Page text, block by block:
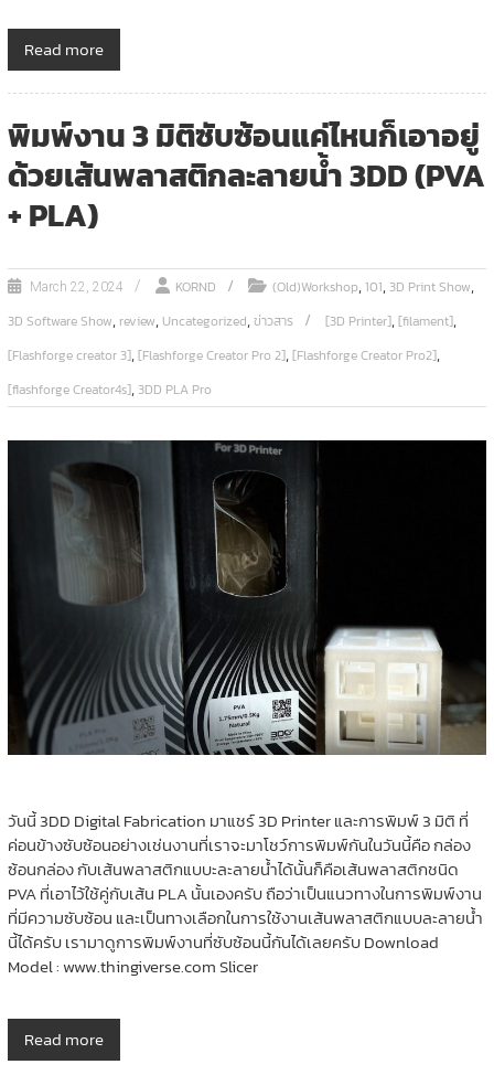
Read more
พิมพ์งาน 3 มิติซับซ้อนแค่ไหนก็เอาอยู่
ด้วยเส้นพลาสติกละลายน้ำ 3DD (PVA
+ PLA)
March 22, 2024 KORND (Old)Workshop,101,3D Print Show,
3D Software Show, review, Uncategorized,ข่าวสาร [3D Printer],[filament],
[Flashforge creator 3],[Flashforge Creator Pro 2],[Flashforge Creator Pro2],
[flashforge Creator4s],3DD PLA Pro
วันนี้ 3DD Digital Fabrication มาแชร์ 3D Printer และการพิมพ์ 3 มิติ ที่
ค่อนข้างซับซ้อนอย่างเช่นงานที่เราจะมาโชว์การพิมพ์กันในวันนี้คือ กล่อง
ซ้อนกล่อง กับเส้นพลาสติกแบบะละลายน้ำได้นั้นก็คือเส้นพลาสติกชนิด
PVA ที่เอาไว้ใช้คู่กับเส้น PLA นั้นเองครับ ถือว่าเป็นแนวทางในการพิมพ์งาน
ที่มีความซับซ้อน และเป็นทางเลือกในการใช้งานเส้นพลาสติกแบบละลายน้ำ
นี้ได้ครับ เรามาดูการพิมพ์งานที่ซับซ้อนนี้กันได้เลยครับ Download
Model : www.thingiverse.com Slicer
Read more